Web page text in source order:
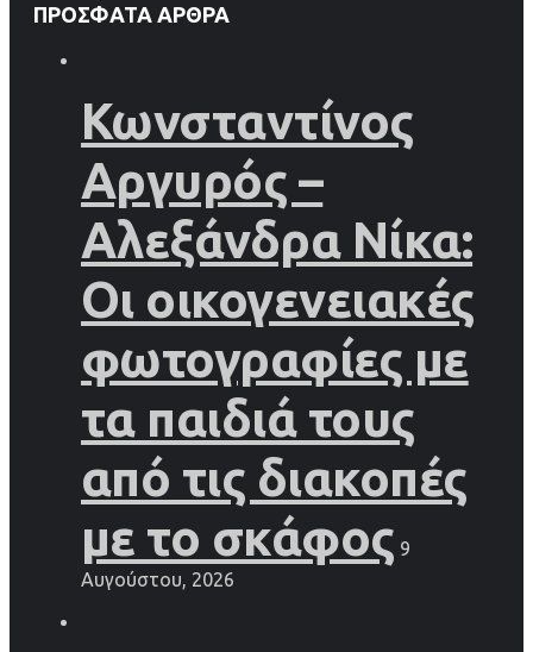
ΠΡΌΣΦΑΤΑ ΆΡΘΡΑ
Κωνσταντίνος
Αργυρός –
Αλεξάνδρα Νίκα:
Οι οικογενειακές
φωτογραφίες με
τα παιδιά τους
από τις διακοπές
με το σκάφος 9
Αυγούστου, 2026